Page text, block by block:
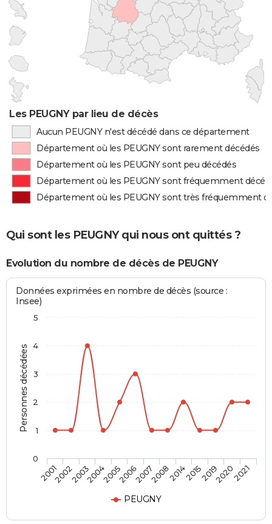
Les PEUGNY par lieu de décès
Aucun PEUGNY n'est décédé dans ce département
Département où les PEUGNY sont rarement décédés
Département où les PEUGNY sont peu décédés
Département où les PEUGNY sont fréquemment
Département où les PEUGNY sont très fréquemment
Qui sont les PEUGNY qui nous ont quittés ?
Evolution du nombre de décès de PEUGNY
Personnes décédées
Données exprimées en nombre de décès (source :
Insee)
PEUGNY
2001200220032004200520062007200820142015201920202021
0
1
2
3
4
5